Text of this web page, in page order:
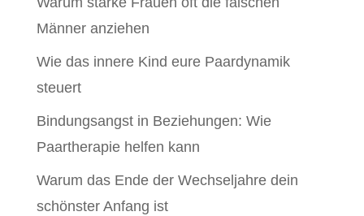
Männer anziehen
Wie das innere Kind eure Paardynamik
steuert
Bindungsangst in Beziehungen: Wie
Paartherapie helfen kann
Warum das Ende der Wechseljahre dein
schönster Anfang ist